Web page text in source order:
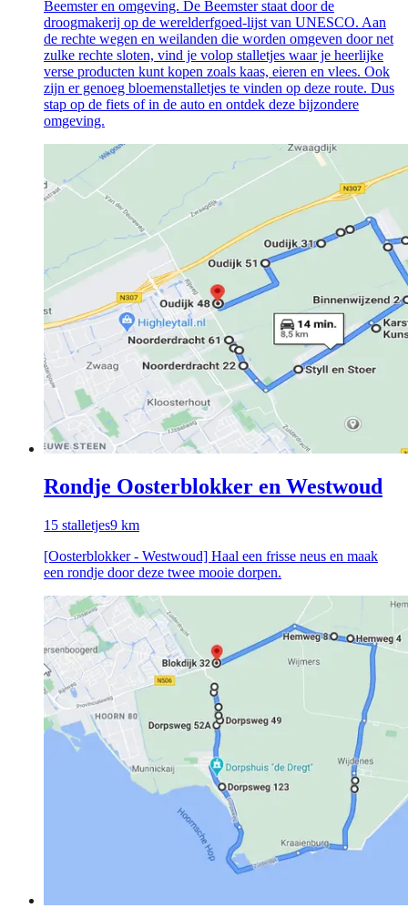
Beemster en omgeving. De Beemster staat door de
droogmakerij op de werelderfgoed-lijst van UNESCO. Aan
de rechte wegen en weilanden die worden omgeven door net
zulke rechte sloten, vind je volop stalletjes waar je heerlijke
verse producten kunt kopen zoals kaas, eieren en vlees. Ook
zijn er genoeg bloemenstalletjes te vinden op deze route. Dus
stap op de fiets of in de auto en ontdek deze bijzondere
omgeving.
Rondje Oosterblokker en Westwoud
15 stalletjes9 km
[Oosterblokker - Westwoud] Haal een frisse neus en maak
een rondje door deze twee mooie dorpen.